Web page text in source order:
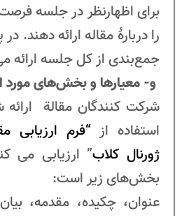
برای اظهارنظر در جلسه
را دربارۀ مقاله ارائه دهند.
جمع‌بندی از کل جلسه ارائه
و- معیارها و بخش‌های مورد
شرکت کنندگان مقالة
استفاده از“فرم
ژورنال کلاب” ارزیابی می
بخش‌های زیر است:
عنوان، چکیده، مقدمه،